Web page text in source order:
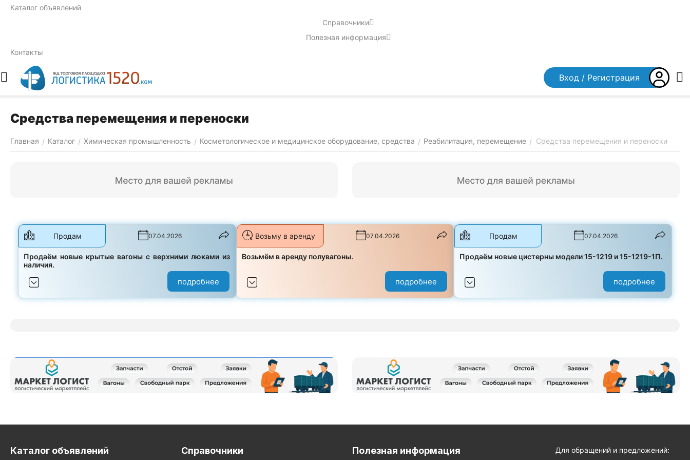
Каталог объявлений
Справочники
Полезная информация
Контакты
Вход / Регистрация
Средства перемещения и переноски
Главная / Каталог / Химическая промышленность / Косметологическое и медицинское оборудование, средства / Реабилитация, перемещение / Средства перемещения и переноски
Продам 07.04.2026
Продаём новые крытые вагоны с верхними люками из
наличия.
подробнее
Возьму в аренду 07.04.2026
Возьмём в аренду полувагоны.
подробнее
Продам 07.04.2026
Продаём новые цистерны модели 15-1219 и 15-1219-1П.
подробнее
Каталог объявлений Справочники Полезная информация Для обращений и предложений: